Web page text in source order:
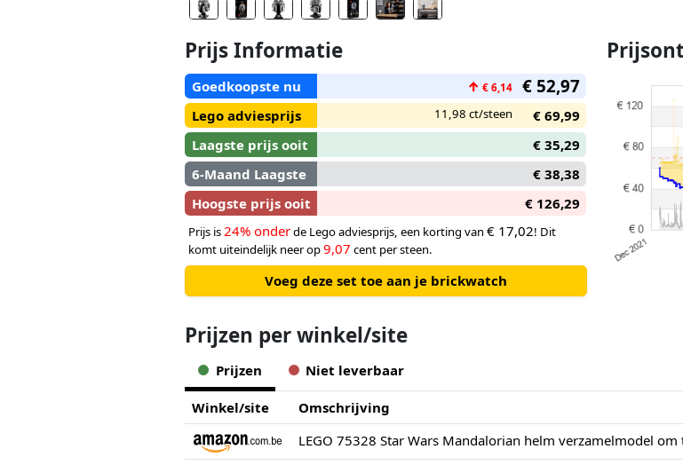
Prijs Informatie
Goedkoopste nu ↑ € 6,14 € 52,97
Lego adviesprijs 11,98 ct/steen
€ 69,99
Laagste prijs ooit
€ 35,29
6-Maand Laagste
€ 38,38
Hoogste prijs ooit
€ 126,29
Prijs is 24% onderde Lego adviesprijs, een korting van € 17,02! Dit
komt uiteindelijk neer op9,07 cent per steen.
Voeg deze set toe aan je brickwatch
Prijzen per winkel/site
Prijzen Niet leverbaar
Winkel/site Omschrijving